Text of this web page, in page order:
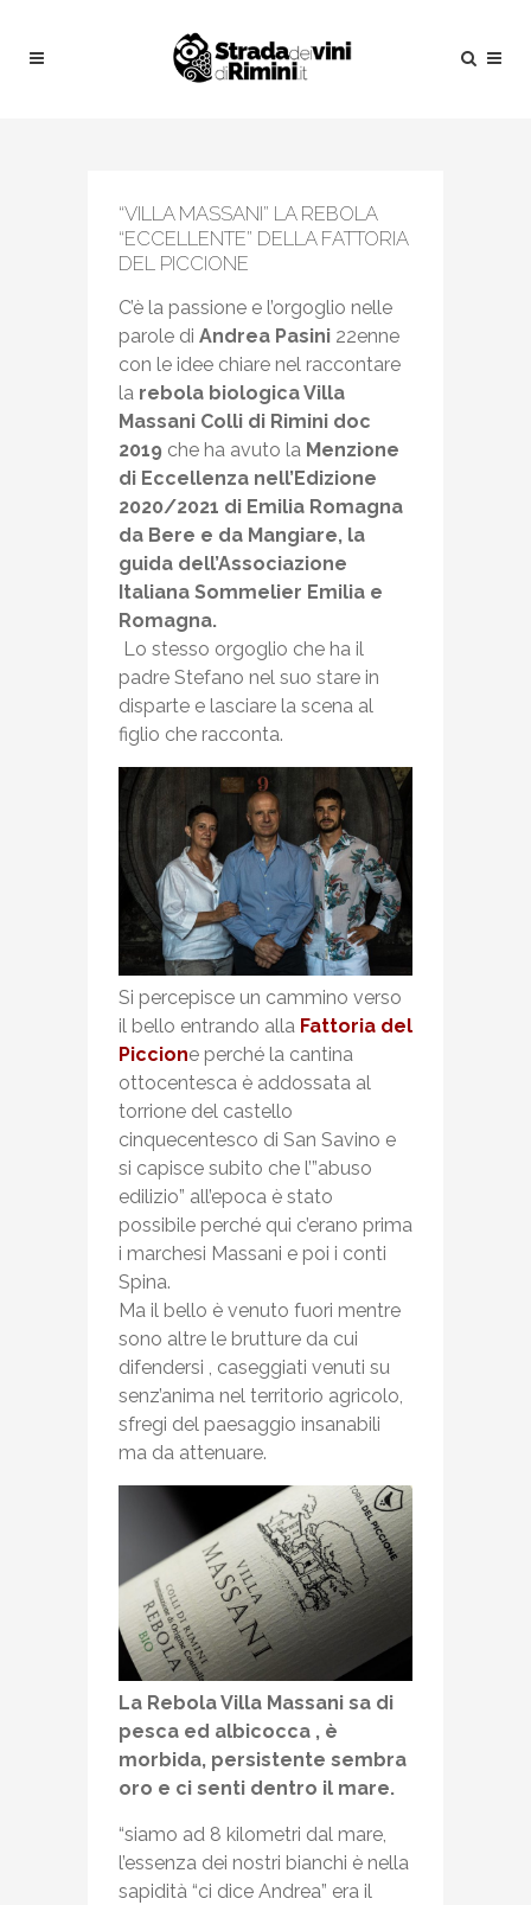
“VILLA MASSANI” LA REBOLA
“ECCELLENTE” DELLA FATTORIA
DEL PICCIONE
C’è la passione e l’orgoglio nelle
parole di Andrea Pasini 22enne
con le idee chiare nel raccontare
la rebola biologica Villa
Massani Colli di Rimini doc
2019 che ha avuto la Menzione
di Eccellenza nell’Edizione
2020/2021 di Emilia Romagna
da Bere e da Mangiare, la
guida dell’Associazione
Italiana Sommelier Emilia e
Romagna.
Lo stesso orgoglio che ha il
padre Stefano nel suo stare in
disparte e lasciare la scena al
figlio che racconta.
Si percepisce un cammino verso
il bello entrando alla Fattoria del
Piccione perché la cantina
ottocentesca è addossata al
torrione del castello
cinquecentesco di San Savino e
si capisce subito che l’”abuso
edilizio” all’epoca è stato
possibile perché qui c’erano prima
i marchesi Massani e poi i conti
Spina.
Ma il bello è venuto fuori mentre
sono altre le brutture da cui
difendersi , caseggiati venuti su
senz’anima nel territorio agricolo,
sfregi del paesaggio insanabili
ma da attenuare.
La Rebola Villa Massani sa di
pesca ed albicocca , è
morbida, persistente sembra
oro e ci senti dentro il mare.
“siamo ad 8 kilometri dal mare,
l’essenza dei nostri bianchi è nella
sapidità “ci dice Andrea” era il